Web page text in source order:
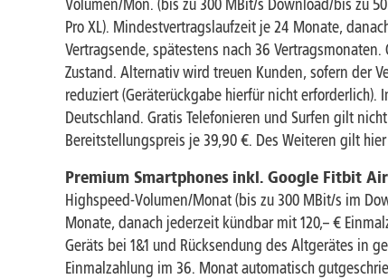
Volumen/Mon. (bis zu 300 MBit/s Download/bis zu
Pro XL). Mindestvertragslaufzeit je 24 Monate,
Vertragsende, spätestens nach 36
Zustand. Alternativ wird treuen Kunden, sofern der
reduziert (Geräterückgabe hierfür nicht erforderlich).
Deutschland. Gratis Telefonieren und Surfen gilt
Bereitstellungspreis je 39,90 €. Des Weiteren gilt
Premium Smartphones inkl. Google Fitbit Air
Highspeed-Volumen/Monat (bis zu 300 MBit/s im
Monate, danach jederzeit kündbar mit 120,– €
Geräts bei 1&1 und Rücksendung des Altgerätes in
Einmalzahlung im 36. Monat automatisch